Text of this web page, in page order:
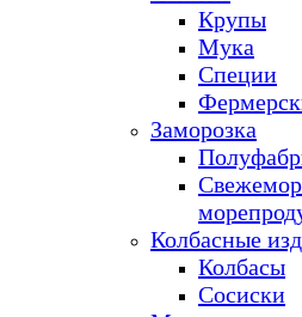
Крупы
Мука
Специи
Заморозка
Колбасные
Колбасы
Сосиски